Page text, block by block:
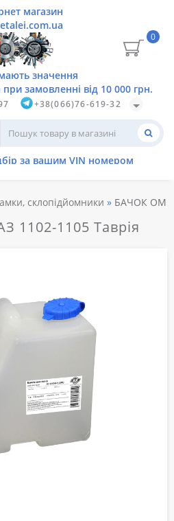
+38(066)76-619-32
0
склопідйомники БАЧОК
1102-1105 Таврія